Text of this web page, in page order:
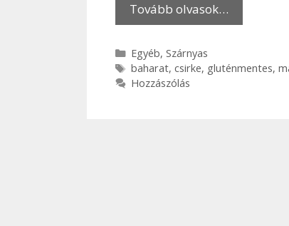
Tovább olvasok…
Kategória
Egyéb, Szárnyas
Címkék
baharat, csirke, gluténmentes,
Hozzászólás